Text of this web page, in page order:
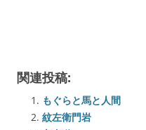
関連投稿:
もぐらと馬と人間
紋左衛門岩